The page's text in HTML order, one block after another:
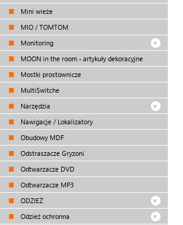
Mini wieże
MIO / TOMTOM
Monitoring
MOON in the room - artykuły dekoracyjne
Mostki prostownicze
MultiSwitche
Narzędzia
Nawigacje / Lokalizatory
Obudowy MDF
Odstraszacze Gryzoni
Odtwarzacze DVD
Odtwarzacze MP3
ODZIEŻ
Odzież ochronna